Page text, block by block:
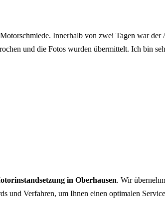
Innerhalb von zwei Tagen war
und die Fotos wurden übermittelt. Ich bin
in Oberhausen. Wir
und Verfahren, um Ihnen einen optimalen